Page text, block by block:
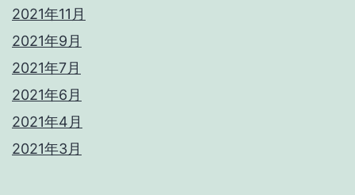
2021年11月
2021年9月
2021年7月
2021年6月
2021年4月
2021年3月